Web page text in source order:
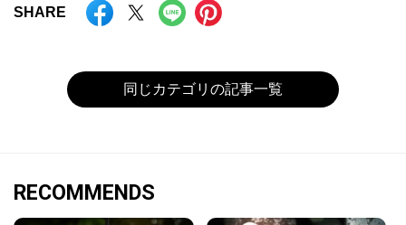
SHARE
同じカテゴリの記事一覧
RECOMMENDS